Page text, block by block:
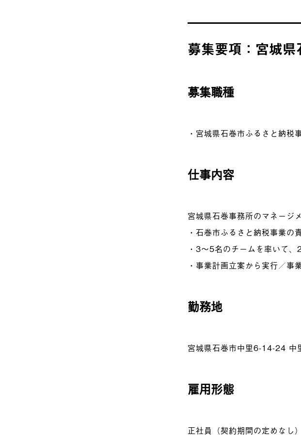
募集要項：宮城
募集職種
・宮城県石巻市ふるさと納税
仕事内容
宮城県石巻事務所のマネージ
・石巻市ふるさと納税事業の
・3〜5名のチームを率いて
・事業計画立案から実行／事
勤務地
宮城県石巻市中里6-14-24 中
雇用形態
正社員（契約期間の定めなし）